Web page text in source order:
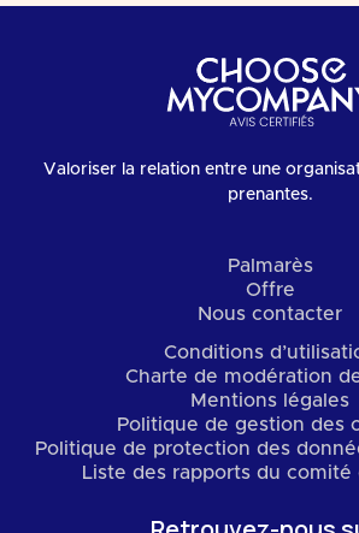
Valoriser la relation entre une
prenantes.
Palmarès
Offre
Nous contacter
Conditions
Charte de modération
Mentions légales
Politique de gestion des
Politique de protection des
Liste des rapports du comité